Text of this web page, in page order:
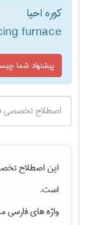
کوره احیا
furnace
پیشنهاد شما
این اصطلاح
است.
واژه های